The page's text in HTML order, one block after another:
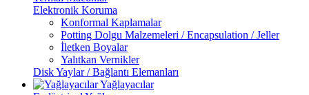
Elektronik Koruma
Konformal Kaplamalar
Potting Dolgu Malzemeleri / Encapsulation / Jeller
İletken Boyalar
Yalıtkan Vernikler
Disk Yaylar / Bağlantı Elemanları
Yağlayacılar